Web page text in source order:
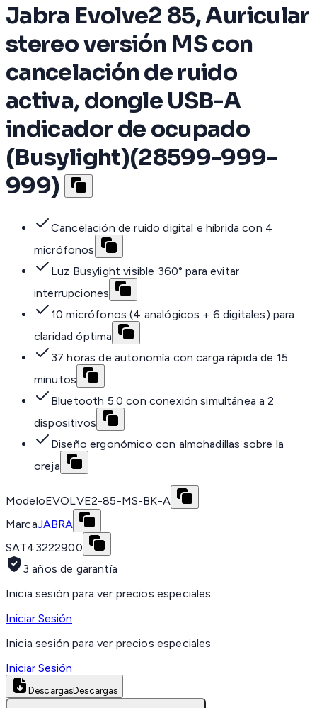
Jabra Evolve2 85, Auricular
stereo versión MS con
cancelación de ruido
activa, dongle USB-A
indicador de ocupado
(Busylight)(28599-999-
999)
Cancelación de ruido digital e híbrida con 4
micrófonos
Luz Busylight visible 360° para evitar
interrupciones
10 micrófonos (4 analógicos + 6 digitales) para
claridad óptima
37 horas de autonomía con carga rápida de 15
minutos
Bluetooth 5.0 con conexión simultánea a 2
dispositivos
Diseño ergonómico con almohadillas sobre la
oreja
ModeloEVOLVE2-85-MS-BK-A
MarcaJABRA
SAT43222900
3 años de garantía
Inicia sesión para ver precios especiales
Iniciar Sesión
Inicia sesión para ver precios especiales
Iniciar Sesión
DescargasDescargas